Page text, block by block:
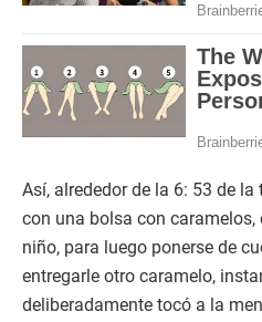
Así, alrededor de la 6: 53 de
con una bolsa con caramelos,
niño, para luego ponerse de
entregarle otro caramelo,
deliberadamente tocó a la